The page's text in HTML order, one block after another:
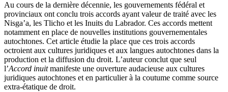
Au cours de la dernière décennie, les gouvernements fédéral et
provinciaux ont conclu trois accords ayant valeur de traité avec les
Nisga’a, les Tlicho et les Inuits du Labrador. Ces accords mettent
notamment en place de nouvelles institutions gouvernementales
autochtones. Cet article étudie la place que ces trois accords
octroient aux cultures juridiques et aux langues autochtones dans la
production et la diffusion du droit. L’auteur conclut que seul
l’Accord inuitmanifeste une ouverture audacieuse aux cultures
juridiques autochtones et en particulier à la coutume comme source
extra-étatique de droit.